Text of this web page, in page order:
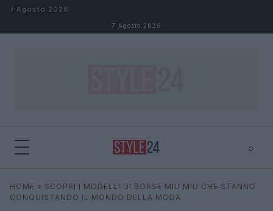
Salta al contenuto
7 Agosto 2026
7 Agosto 2026
⌕
Cerca ⌕ ×
HOME » SCOPRI I MODELLI DI BORSE MIU MIU CHE STANNO
CONQUISTANDO IL MONDO DELLA MODA